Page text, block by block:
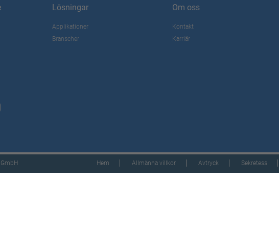
Lösningar
Applikationer
Branscher
Om oss
Kontakt
Karriär
Hem Allmänna villkor Avtryck Sekretess